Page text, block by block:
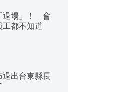
退場」！ 會
工都不知道
退出台東縣長